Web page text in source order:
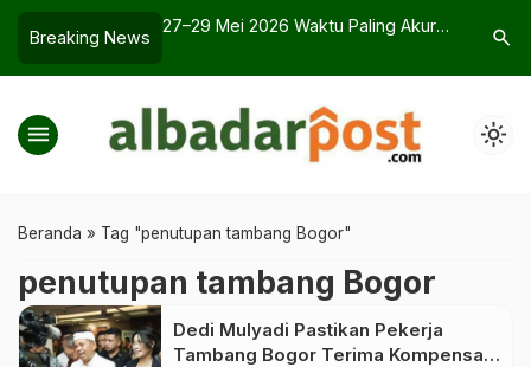
Breaking News
27–29 Mei 2026 Waktu Paling Akurat
BMKG
Prediksi
Tajam?
search
menu light_mode
Beranda » Tag "penutupan tambang Bogor"
penutupan tambang Bogor
Dedi Mulyadi Pastikan Pekerja
Tambang Bogor Terima Kompensasi